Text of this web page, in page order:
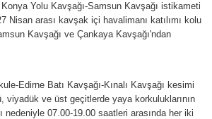
Yolu Kavşağı-Samsun Kavşağı istikameti
Nisan arası kavşak içi havalimanı katılımı kolu
Kavşağı ve Çankaya Kavşağı'ndan
Edirne Batı Kavşağı-Kınalı Kavşağı kesimi
viyadük ve üst geçitlerde yaya korkuluklarının
nedeniyle 07.00-19.00 saatleri arasında her iki